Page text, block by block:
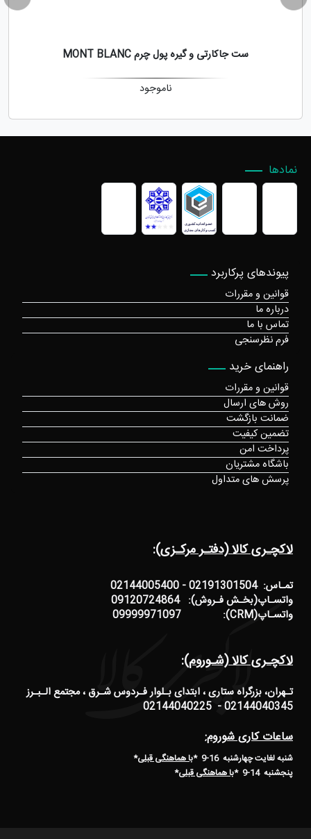
ست جاکارتی و گیره پول چرم MONT BLANC
ناموجود
لاکچـری کالا (دفتـر مرکـزی):
تمـاس: 02191301504 - 02144005400
واتسـاپ(بخـش فـروش): 09120724864
واتسـاپ(CRM): 09999971097
لاکچـری کالا (شـوروم):
تـهران، بزرگراه ستاری ، ابتدای بـلوار فـردوس شـرق ، مجتمع الـبـرز
02144040345 - 02144040225
ساعات کاری شوروم:
شنبه لغایت چهارشنبه 16-9 * با هماهنگی قبلی*
پنجشنبه 14-9
*با هماهنگی قبلی*
پیوندهای پرکاربرد
قوانین و مقررات
درباره ما
تماس با ما
فرم نظرسنجی
راهنمای خرید
قوانین و مقررات
روش های ارسال
ضمانت بازگشت
تضمین کیفیت
پرداخت امن
باشگاه مشتریان
پرسش های متداول
نمادها